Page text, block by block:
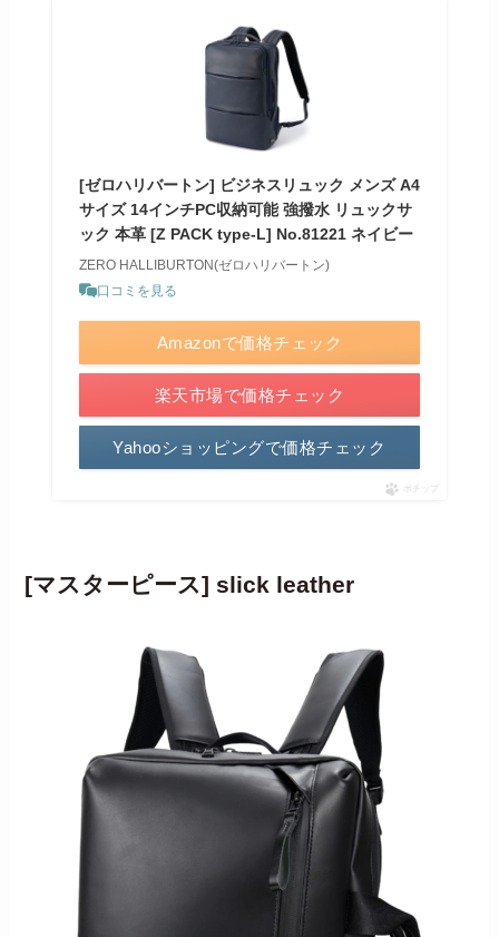
[ゼロハリバートン] ビジネスリュック メンズ A4
サイズ 14インチPC収納可能 強撥水 リュックサ
ック 本革 [Z PACK type-L] No.81221 ネイビー
ZERO HALLIBURTON(ゼロハリバートン)
口コミを見る
Amazonで価格チェック
楽天市場で価格チェック
Yahooショッピングで価格チェック
ポチップ
[マスターピース] slick leather